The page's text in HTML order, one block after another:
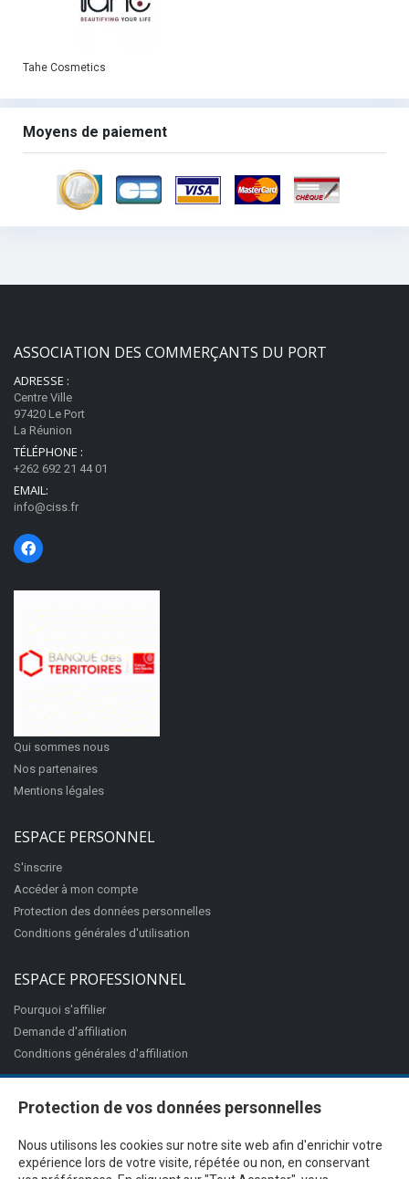
Protection de vos données personnelles
Nous utilisons les cookies sur notre site web afin d'enrichir votre
expérience lors de votre visite, répétée ou non, en conservant
Tahe Cosmetics
Moyens de paiement
ASSOCIATION DES COMMERÇANTS DU PORT
ADRESSE :
Centre Ville
97420 Le Port
La Réunion
TÉLÉPHONE :
+262 692 21 44 01
EMAIL:
info@ciss.fr
Qui sommes nous
Nos partenaires
Mentions légales
ESPACE PERSONNEL
S'inscrire
Accéder à mon compte
Protection des données personnelles
Conditions générales d'utilisation
ESPACE PROFESSIONNEL
Pourquoi s'affilier
Demande d'affiliation
Conditions générales d'affiliation